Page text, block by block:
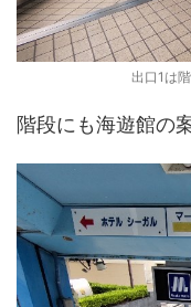
出口1は
階段にも海遊館の